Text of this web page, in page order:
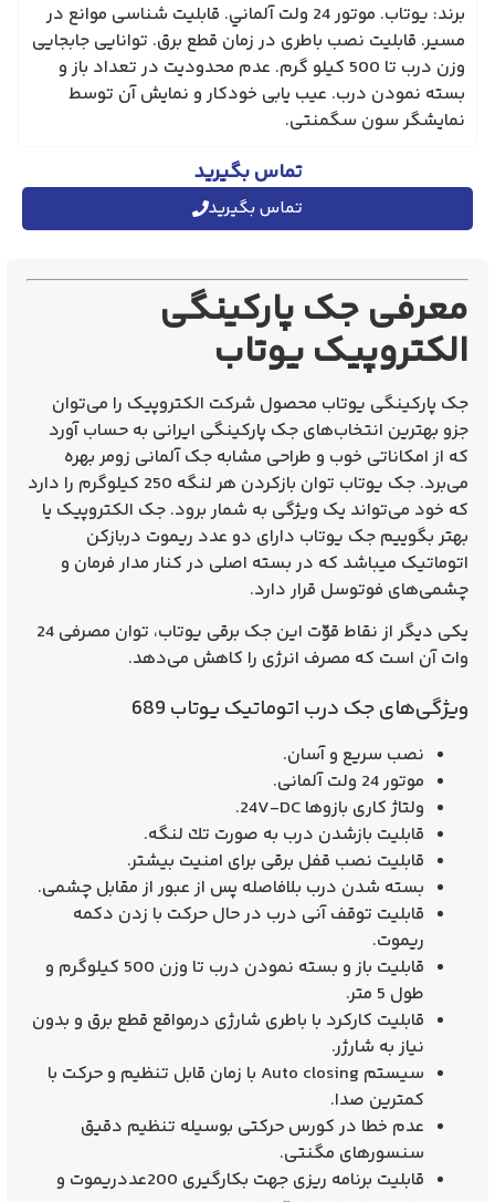
برند: یوتاب. موتور 24 ولت آلماني. قابلیت شناسی موانع در
مسیر. قابلیت نصب باطری در زمان قطع برق. توانایی جابجایی
وزن درب تا 500 کیلو گرم. عدم محدودیت در تعداد باز و
بسته نمودن درب. عیب یابی خودکار و نمایش آن توسط
نمایشگر سون سگمنتی.
تماس بگیرید
تماس بگیرید
معرفی جک پارکینگی
الکتروپیک یوتاب
جک پارکینگی یوتاب محصول شرکت الکتروپیک را می‌توان
جزو بهترین انتخاب‌های جک پارکینگی ایرانی به حساب آورد
که از امکاناتی خوب و طراحی مشابه جک آلمانی زومر بهره
می‌برد. جک یوتاب توان بازکردن هر لنگه 250 کیلوگرم را دارد
که خود می‌تواند یک ویژگی به شمار برود. جک الکتروپیک یا
بهتر بگوییم جک یوتاب دارای دو عدد ریموت دربازکن
اتوماتیک میباشد که در بسته اصلی در کنار مدار فرمان و
چشمی‌های فوتوسل قرار دارد.
یکی دیگر از نقاط قوّت این جک برقی یوتاب، توان مصرفی 24
وات آن است که مصرف انرژی را کاهش می‌دهد.
ویژگی‌های جک درب اتوماتیک یوتاب 689
نصب سريع و آسان.
موتور 24 ولت آلمانی.
ولتاژ کاری بازوها 24V-DC.
قابليت بازشدن درب به صورت تك لنگه.
قابلیت نصب قفل برقی برای امنیت بیشتر.
بسته شدن درب بلافاصله پس از عبور از مقابل چشمی.
قابليت توقف آنی درب در حال حركت با زدن دكمه
ريموت.
قابليت باز و بسته نمودن درب تا وزن 500 كيلوگرم و
طول 5 متر.
قابليت كاركرد با باطری شارژی درمواقع قطع برق و بدون
نياز به شارژر.
سيستم Auto closing با زمان قابل تنظيم و حركت با
كمترين صدا.
عدم خطا در کورس حرکتی بوسیله تنظیم دقیق
سنسورهای مگنتی.
قابليت برنامه ريزی جهت بكارگيری 200عددريموت و